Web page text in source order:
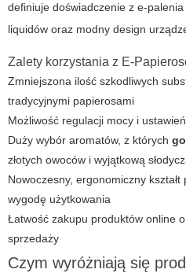
definiuje doświadczenie z e-palenia
liquidów oraz modny design
Zalety korzystania z E-
Zmniejszona ilość szkodliwych
tradycyjnymi papierosami
Możliwość regulacji mocy i
Duży wybór aromatów, z których
złotych owoców i wyjątkową
Nowoczesny, ergonomiczny
wygodę użytkowania
Łatwość zakupu produktów online
sprzedaży
Czym wyróżniają się